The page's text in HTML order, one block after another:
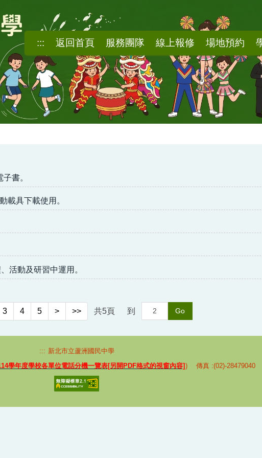
::: 返回首頁 服務團隊 線上報修 場地預約
書。
載具下載使用。
活動及研習中運用。
3 4 5 > >> 共5頁 到 Go
::: 新北市立蘆洲國民中學
學年度學校各單位電話分機一覽表[另開PDF格式的視窗內容]) 傳真 :(02)-28479040